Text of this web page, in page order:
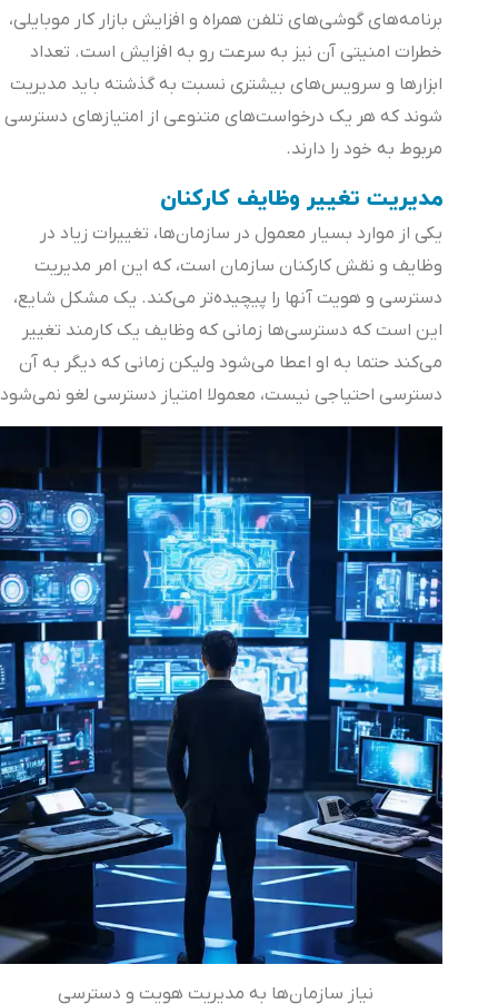
برنامه‌های گوشی‌های تلفن همراه و افزایش بازار کار موبایلی،
خطرات امنیتی آن نیز به سرعت رو به افزایش است. تعداد
ابزارها و سرویس‌های بیشتری نسبت به گذشته باید مدیریت
شوند که هر یک درخواست‌های متنوعی از امتیازهای دسترسی
مربوط به خود را دارند.
مدیریت تغییر وظایف کارکنان
یکی از موارد بسیار معمول در سازمان‌ها، تغییرات زیاد در
وظایف و نقش کارکنان سازمان است، که این امر مدیریت
دسترسی و هویت آنها را پیچیده‌تر می‌کند. یک مشکل شایع،
این است که دسترسی‌ها زمانی که وظایف یک کارمند تغییر
می‌کند حتما به او اعطا می‌شود ولیکن زمانی که دیگر به آن
دسترسی احتیاجی نیست، معمولا امتیاز دسترسی لغو نمی‌شود.
نیاز سازمان‌ها به مدیریت هویت و دسترسی